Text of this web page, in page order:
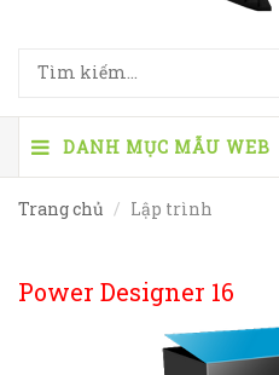
DANH MỤC MẪU WEB
Trang chủ Lập trình
Power Designer 16